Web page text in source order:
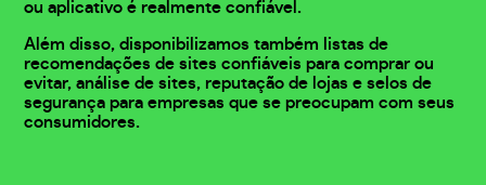
ou aplicativo é realmente confiável.
Além disso, disponibilizamos também listas de
recomendações de sites confiáveis para comprar ou
evitar, análise de sites, reputação de lojas e selos de
segurança para empresas que se preocupam com seus
consumidores.